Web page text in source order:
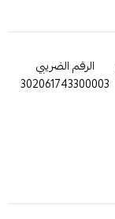
الرقم الضريبي
302061743300003